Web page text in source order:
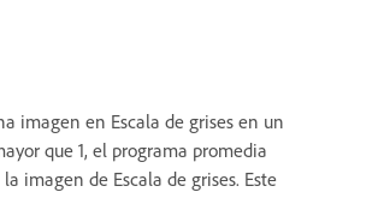
imagen en Escala de grises en un
que 1, el programa promedia
imagen de Escala de grises. Este